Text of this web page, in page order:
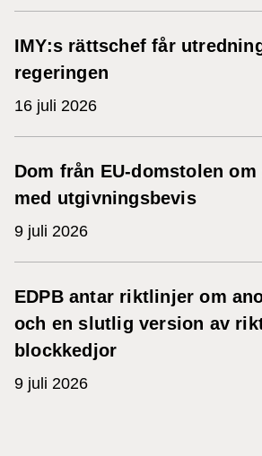
IMY:s rättschef får
regeringen
16 juli 2026
Dom från EU-domstolen
med utgivningsbevis
9 juli 2026
EDPB antar riktlinjer om
och en slutlig version av
blockkedjor
9 juli 2026